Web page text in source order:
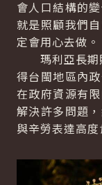
會人口結構的
就是照顧我們
定會用心去做。
瑪利亞長期
得台閩地區內
在政府資源有
解決許多問題
與辛勞表達高度